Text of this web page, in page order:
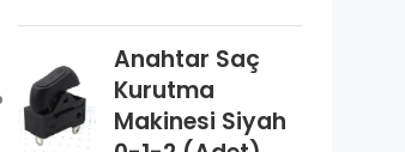
Anahtar Saç
Kurutma
Makinesi Siyah